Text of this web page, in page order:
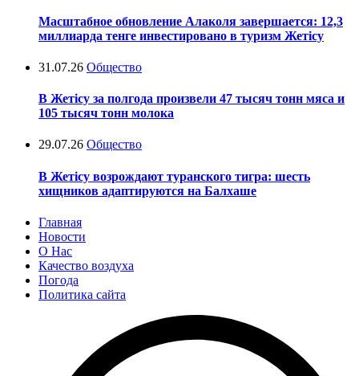
Масштабное обновление Алаколя завершается: 12,3
миллиарда тенге инвестировано в туризм Жетісу
31.07.26 Общество
В Жетісу за полгода произвели 47 тысяч тонн мяса и
105 тысяч тонн молока
29.07.26 Общество
В Жетісу возрождают туранского тигра: шесть
хищников адаптируются на Балхаше
Главная
Новости
О Нас
Качество воздуха
Погода
Политика сайта